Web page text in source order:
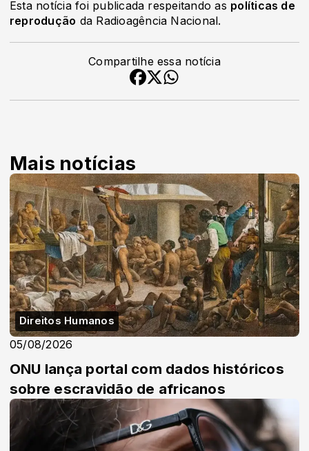
Esta notícia foi publicada respeitando as políticas de
reprodução da Radioagência Nacional.
Compartilhe essa notícia
Mais notícias
Direitos Humanos
05/08/2026
ONU lança portal com dados históricos
sobre escravidão de africanos